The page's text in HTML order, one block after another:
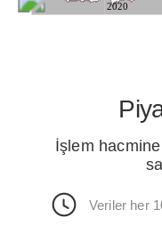
2020
İşlem
Veriler her